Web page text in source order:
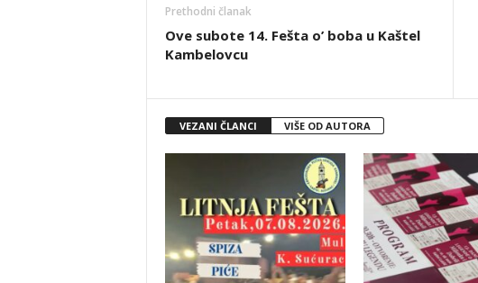
Prethodni članak
Ove subote 14. Fešta o’ boba u Kaštel
Kambelovcu
VEZANI ČLANCI VIŠE OD AUTORA